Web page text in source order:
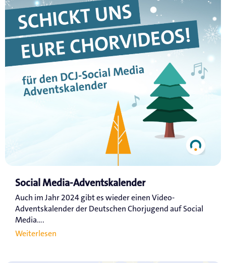
Social Media-Adventskalender
Auch im Jahr 2024 gibt es wieder einen Video-
Adventskalender der Deutschen Chorjugend auf Social
Media....
Weiterlesen